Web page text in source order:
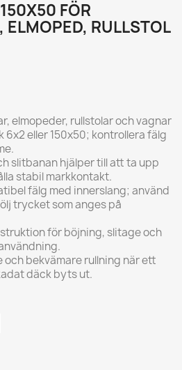
FÖR
ELMOPED, RULLSTOL
elmopeder, rullstolar och vagnar
6x2 eller 150x50; kontrollera fälg
slitbanan hjälper till att ta upp
stabil markkontakt.
fälg med innerslang; använd
trycket som anges på
för böjning, slitage och
och bekvämare rullning när ett
däck byts ut.